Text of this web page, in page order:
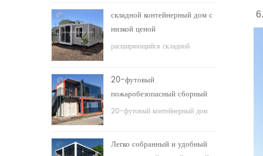
складной контейнерный дом с
низкой ценой
расширяющийся складной
20-футовый
пожаробезопасный сборный
дом жилой контейнерный дом
20-футовый контейнерный дом
Легко собранный и удобный
6.